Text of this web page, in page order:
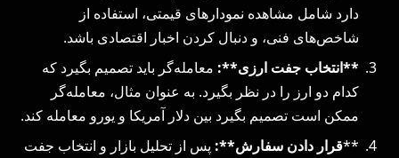
دارد شامل مشاهده نمودارهای قیمتی، استفاده از
شاخص‌های فنی، و دنبال کردن اخبار اقتصادی باشد.
**انتخاب جفت ارزی**: معامله‌گر باید تصمیم بگیرد که
کدام دو ارز را در نظر بگیرد. به عنوان مثال، معامله‌گر
ممکن است تصمیم بگیرد بین دلار آمریکا و یورو معامله کند.
**قرار دادن سفارش**: پس از تحلیل بازار و انتخاب جفت